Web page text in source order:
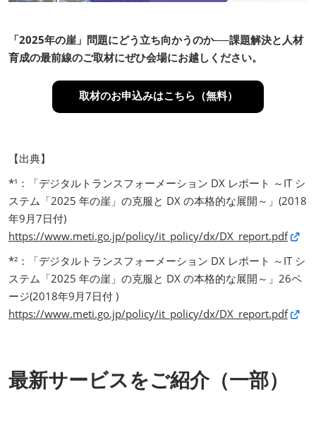
「2025年の崖」問題にどう立ち向かうのか──課題解決と人材
育成の最前線のご取材にぜひ会場にお越しください。
取材のお申込みはこちら（無料）
【出典】
*¹：「デジタルトランスフォーメーション DX レポート ～IT シ
ステム「2025 年の崖」の克服と DX の本格的な展開～」(2018
年9月7日付)
https://www.meti.go.jp/policy/it_policy/dx/DX_report.pdf
*²：「デジタルトランスフォーメーション DX レポート ～IT シ
ステム「2025 年の崖」の克服と DX の本格的な展開～」26ペ
ージ(2018年9月7日付 )
https://www.meti.go.jp/policy/it_policy/dx/DX_report.pdf
最新サービスをご紹介（一部）